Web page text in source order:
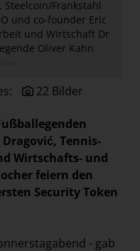
Frankstahl
und co-founder Eric
und Wirtschaft Dr
Oliver Kahn
22 Bilder
Tennis-
Wirtschafts- und
feiern den
Security Token
- gab